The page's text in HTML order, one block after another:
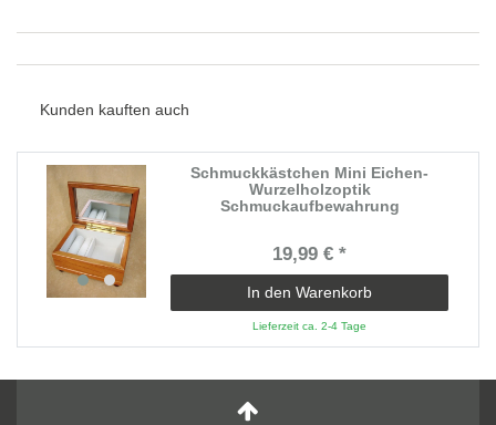
Kunden kauften auch
Schmuckkästchen Mini Eichen-
Wurzelholzoptik
Schmuckaufbewahrung
19,99 € *
In den Warenkorb
Lieferzeit ca. 2-4 Tage